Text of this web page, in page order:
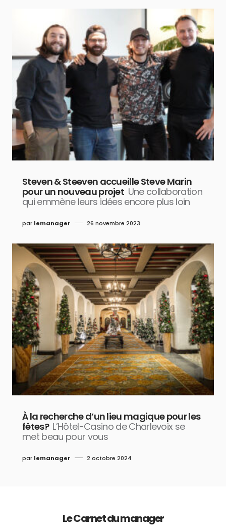
Steven & Steeven accueille Steve Marin
pour un nouveau projet Une collaboration
qui emmène leurs idées encore plus loin
par lemanager 26 novembre 2023
À la recherche d’un lieu magique pour les
fêtes? L’Hôtel-Casino de Charlevoix se
met beau pour vous
par lemanager 2 octobre 2024
Le Carnet du manager